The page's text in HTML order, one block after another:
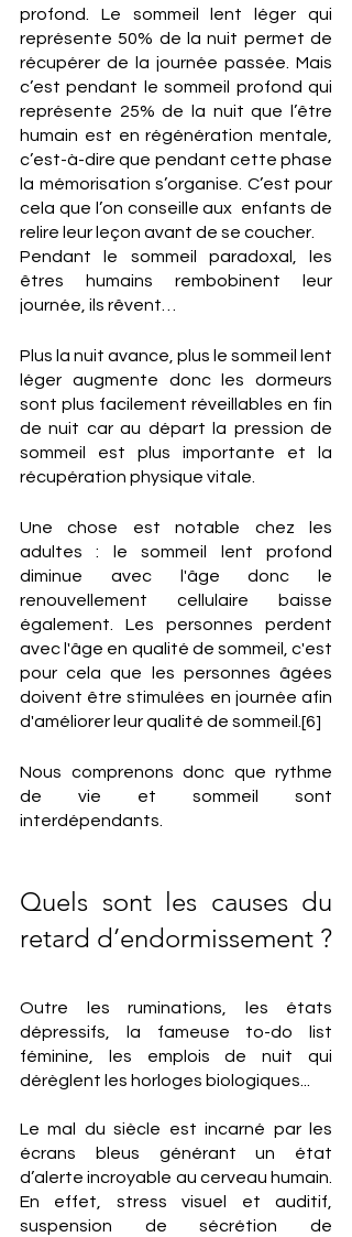
profond. Le sommeil lent léger qui
représente 50% de la nuit permet de
récupérer de la journée passée. Mais
c’est pendant le sommeil profond qui
représente 25% de la nuit que l’être
humain est en régénération mentale,
c’est-à-dire que pendant cette phase
la mémorisation s’organise. C’est pour
cela que l’on conseille aux  enfants de
relire leur leçon avant de se coucher.
Pendant le sommeil paradoxal, les
êtres humains rembobinent leur
journée, ils rêvent…
Plus la nuit avance, plus le sommeil lent
léger augmente donc les dormeurs
sont plus facilement réveillables en fin
de nuit car au départ la pression de
sommeil est plus importante et la
récupération physique vitale.
Une chose est notable chez les
adultes : le sommeil lent profond
diminue avec l'âge donc le
renouvellement cellulaire baisse
également. Les personnes perdent
avec l'âge en qualité de sommeil, c'est
pour cela que les personnes âgées
doivent être stimulées en journée afin
d'améliorer leur qualité de sommeil.[6]
Nous comprenons donc que rythme
de vie et sommeil sont
interdépendants.
Quels sont les causes du
retard d’endormissement ?
Outre les ruminations, les états
dépressifs, la fameuse to-do list
féminine, les emplois de nuit qui
dérèglent les horloges biologiques...
Le mal du siècle est incarné par les
écrans bleus générant un état
d’alerte incroyable au cerveau humain.
En effet, stress visuel et auditif,
suspension de sécrétion de